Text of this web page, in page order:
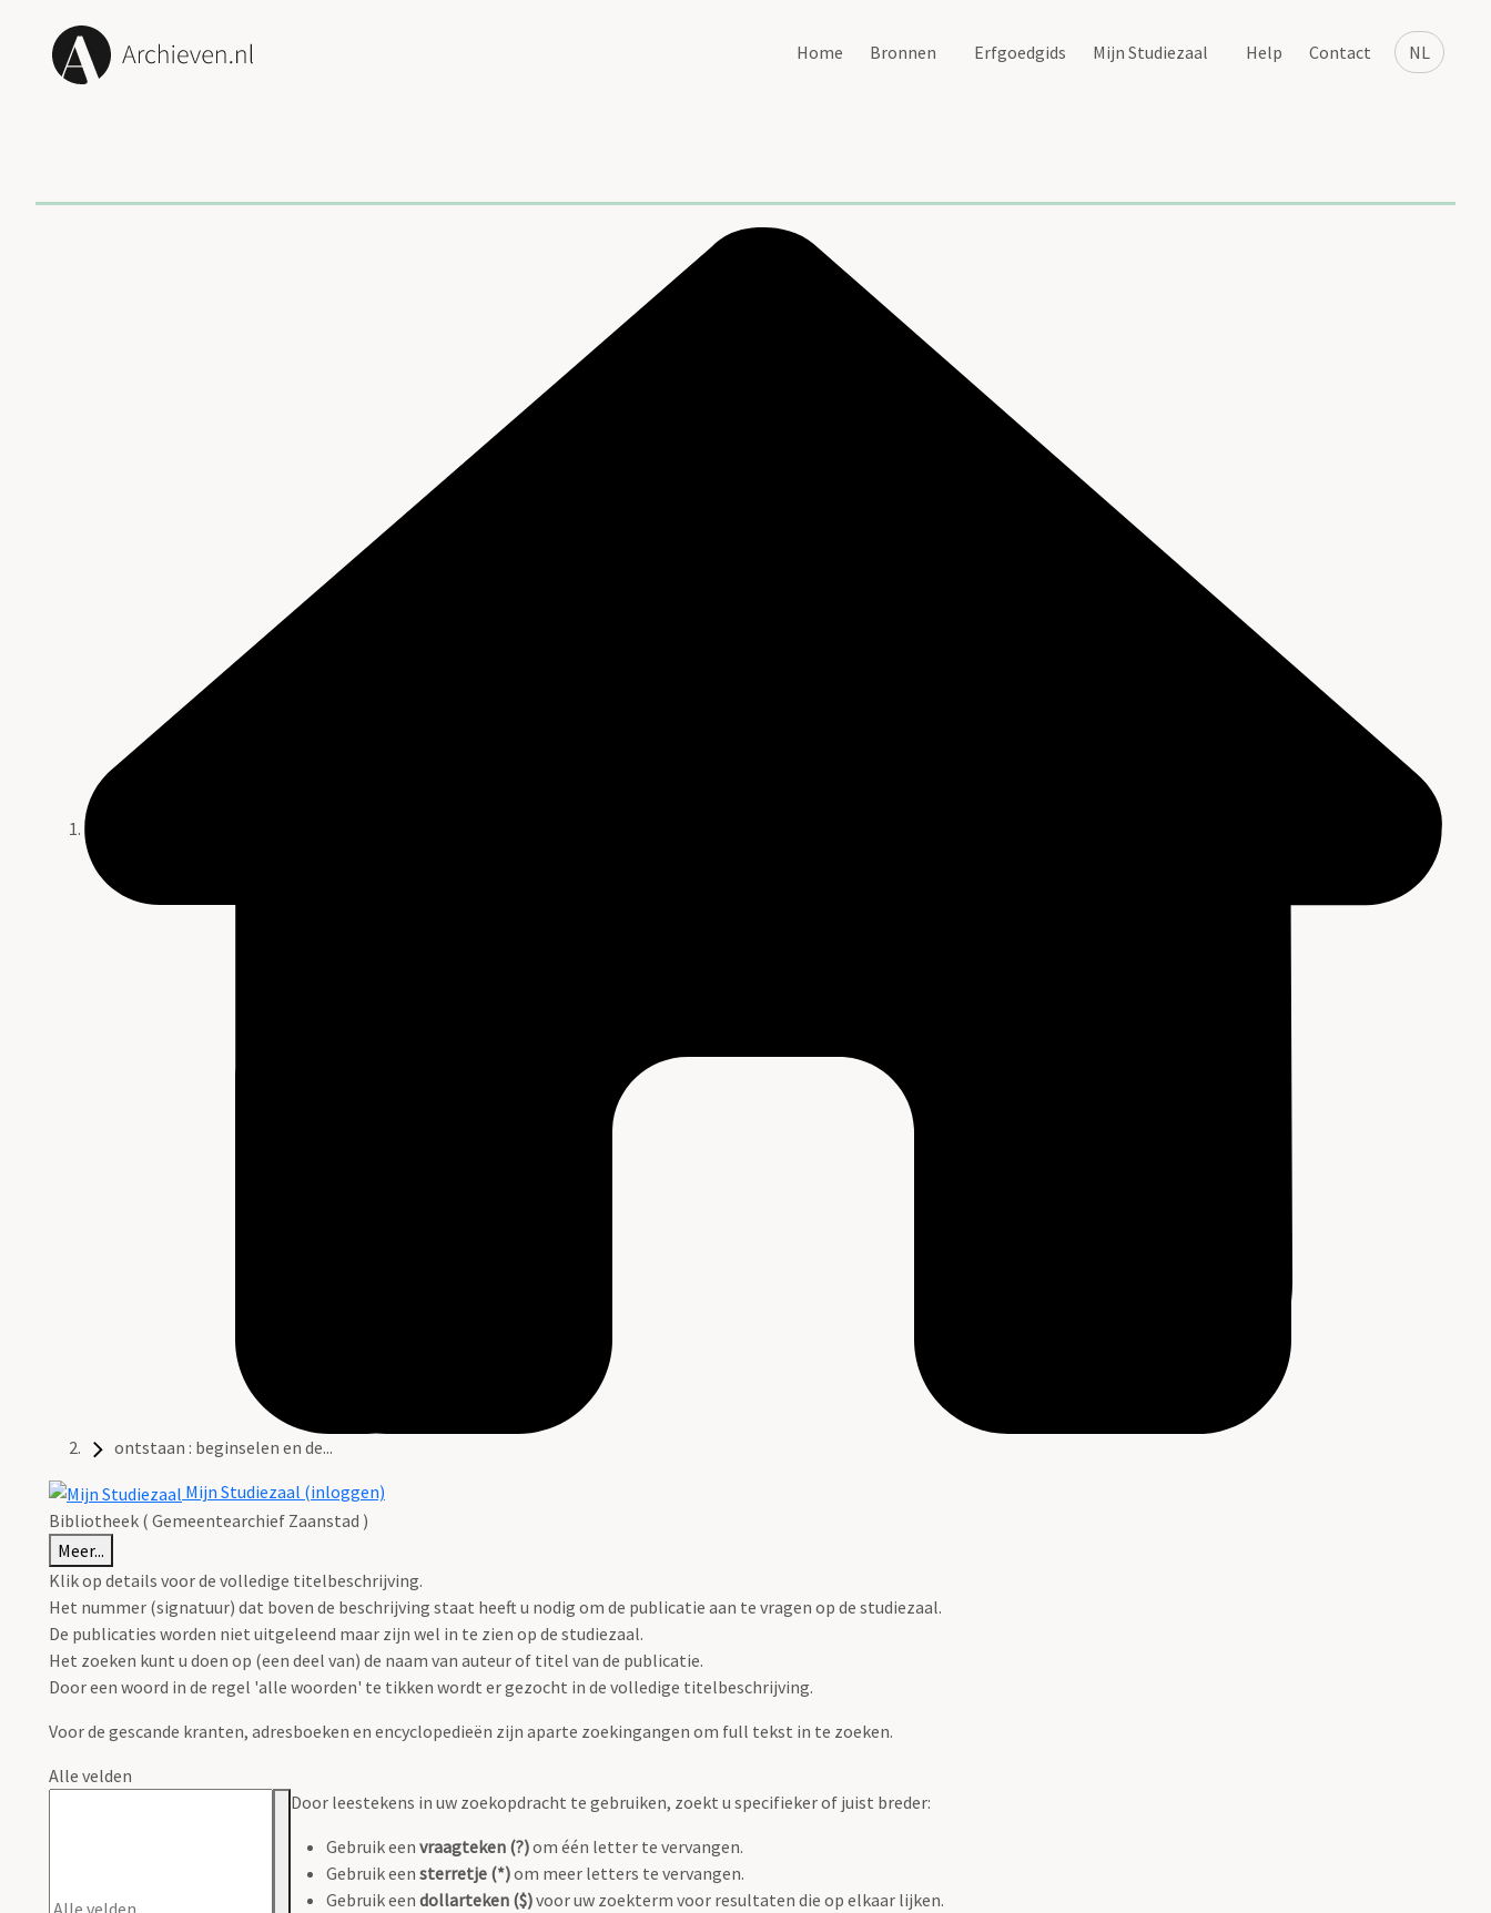
NL
Home Bronnen Erfgoedgids Mijn Studiezaal Help Contact
ontstaan : beginselen en de...
Mijn Studiezaal (inloggen)
Bibliotheek ( Gemeentearchief Zaanstad )
Meer...
Klik op details voor de volledige titelbeschrijving.
Het nummer (signatuur) dat boven de beschrijving staat heeft u nodig om de publicatie aan te vragen op de studiezaal.
De publicaties worden niet uitgeleend maar zijn wel in te zien op de studiezaal.
Het zoeken kunt u doen op (een deel van) de naam van auteur of titel van de publicatie.
Door een woord in de regel 'alle woorden' te tikken wordt er gezocht in de volledige titelbeschrijving.
Voor de gescande kranten, adresboeken en encyclopedieën zijn aparte zoekingangen om full tekst in te zoeken.
Alle velden
Door leestekens in uw zoekopdracht te gebruiken, zoekt u specifieker of juist breder:
Gebruik een vraagteken (?)om één letter te vervangen.
Gebruik een sterretje (*)om meer letters te vervangen.
Gebruik een dollarteken ($)voor uw zoekterm voor resultaten die op elkaar lijken.